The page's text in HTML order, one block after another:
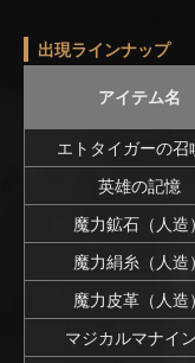
出現ラインナップ
アイテム名
エトタイガーの召
英雄の記憶
魔力鉱石（人造）
魔力絹糸（人造）
魔力皮革（人造）
マジカルマナイ